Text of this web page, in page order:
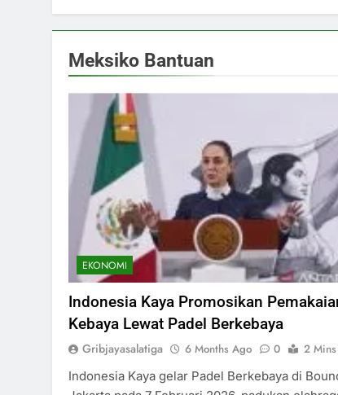
Meksiko Bantuan
EKONOMI
Indonesia Kaya Promosikan
Kebaya Lewat Padel Berkebaya
Gribjayasalatiga 6 Months Ago 0
2 Mins
Indonesia Kaya gelar Padel Berkebaya di